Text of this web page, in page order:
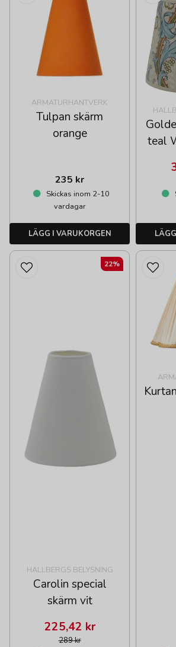
ARMATURHANTVERK
Tulpan skärm
orange
235 kr
Skickas inom 2-10
vardagar
LÄGG I VARUKORGEN
teal
HALLBERGS BELYSNING
Carolin special
skärm vit
289 kr
225,42 kr
22%